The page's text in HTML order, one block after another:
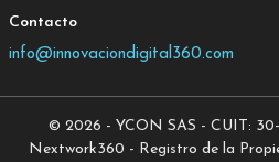
Contacto
info@innovaciondigital360.com
© 2026 - YCON SAS - CUIT:
Nextwork360 - Registro de la